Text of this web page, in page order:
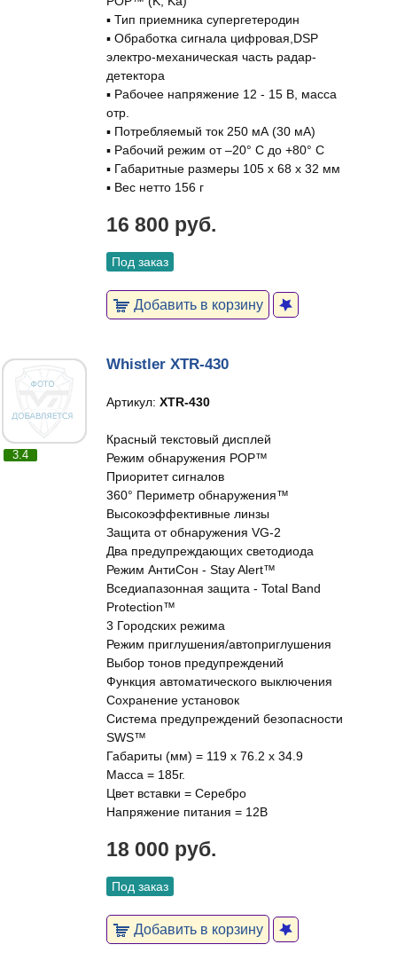
▪ Тип приемника супергетеродин
▪ Обработка сигнала цифровая,DSP
электро-механическая часть радар-
детектора
▪ Рабочее напряжение 12 - 15 В, масса
отр.
▪ Потребляемый ток 250 мА (30 мА)
▪ Рабочий режим от –20° С до +80° С
▪ Габаритные размеры 105 x 68 x 32 мм
▪ Вес нетто 156 г
16 800 руб.
Под заказ
Добавить в корзину
3.4
Whistler XTR-430
Артикул: XTR-430
Красный текстовый дисплей
Режим обнаружения POP™
Приоритет сигналов
360° Периметр обнаружения™
Высокоэффективные линзы
Защита от обнаружения VG-2
Два предупреждающих светодиода
Режим АнтиСон - Stay Alert™
Вседиапазонная защита - Total Band
Protection™
3 Городских режима
Режим приглушения/автоприглушения
Выбор тонов предупреждений
Функция автоматического выключения
Сохранение установок
Система предупреждений безопасности
SWS™
Габариты (мм) = 119 x 76.2 x 34.9
Масса = 185г.
Цвет вставки = Серебро
Напряжение питания = 12В
18 000 руб.
Под заказ
Добавить в корзину